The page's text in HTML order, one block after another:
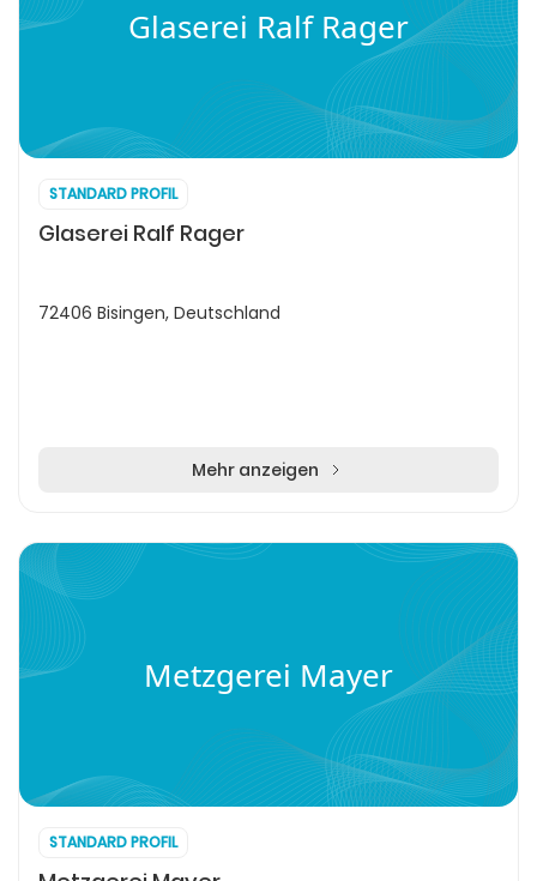
Glaserei Ralf Rager
STANDARD PROFIL
Glaserei Ralf Rager
72406 Bisingen, Deutschland
Mehr anzeigen
Metzgerei Mayer
STANDARD PROFIL